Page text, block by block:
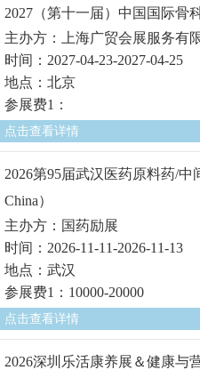
2027（第十一届）中国国际骨
主办方：上海广贸会展服务有
时间：2027-04-23-2027-04-25
地点：北京
参展费1：
点击查看详情
2026第95届武汉医药原料药/
China）
主办方：国药励展
时间：2026-11-11-2026-11-13
地点：武汉
参展费1：10000-20000
点击查看详情
2026深圳乐活康养展＆健康与